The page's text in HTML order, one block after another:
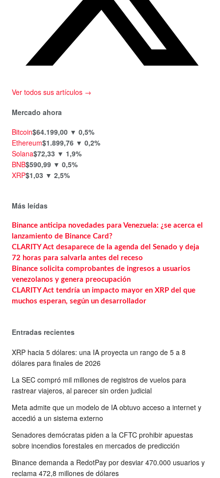
Ver todos sus artículos →
Mercado ahora
Bitcoin$64.199,00 ▼ 0,5%
Ethereum$1.899,76 ▼ 0,2%
Solana$72,33 ▼ 1,9%
BNB$590,99 ▼ 0,5%
XRP$1,03 ▼ 2,5%
Más leídas
Binance anticipa novedades para Venezuela: ¿se acerca el
lanzamiento de Binance Card?
CLARITY Act desaparece de la agenda del Senado y deja
72 horas para salvarla antes del receso
Binance solicita comprobantes de ingresos a usuarios
venezolanos y genera preocupación
CLARITY Act tendría un impacto mayor en XRP del que
muchos esperan, según un desarrollador
Entradas recientes
XRP hacia 5 dólares: una IA proyecta un rango de 5 a 8
dólares para finales de 2026
La SEC compró mil millones de registros de vuelos para
rastrear viajeros, al parecer sin orden judicial
Meta admite que un modelo de IA obtuvo acceso a internet y
accedió a un sistema externo
Senadores demócratas piden a la CFTC prohibir apuestas
sobre incendios forestales en mercados de predicción
Binance demanda a RedotPay por desviar 470.000 usuarios y
reclama 472,8 millones de dólares